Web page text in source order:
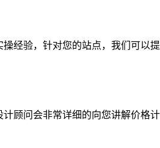
经验，针对您的站点，我们可以
顾问会非常详细的向您讲解价格